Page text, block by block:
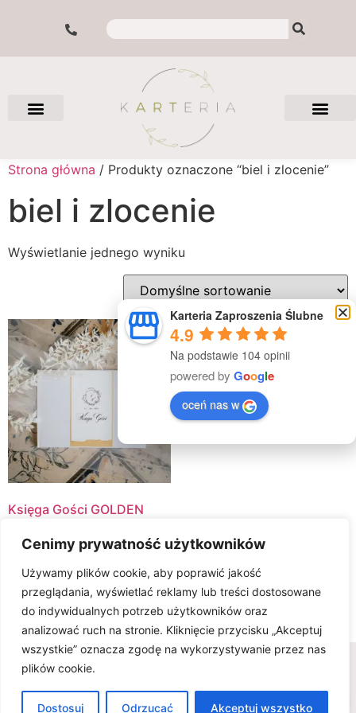
Cenimy prywatność użytkowników
Używamy plików cookie, aby poprawić jakość
przeglądania, wyświetlać reklamy lub treści dostosowane
do indywidualnych potrzeb użytkowników oraz
analizować ruch na stronie. Kliknięcie przycisku „Akceptuj
wszystkie” oznacza zgodę na wykorzystywanie przez nas
plików cookie.
Dostosuj Odrzucać Akceptuj wszystko
Strona główna / Produkty oznaczone “biel i zlocenie”
biel i zlocenie
Wyświetlanie jednego wyniku
Księga Gości GOLDEN
100.00zł
Select Options
Wszelkie prawa zastrzeżone © www.karteria.pl
FAQ - wiedza na temat zaproszeń ślubnych
Karteria Zaproszenia Ślubne
4.9
Na podstawie 104 opinii
powered by Google
oceń nas w